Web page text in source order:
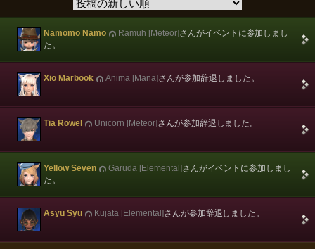
Namomo Namo Ramuh [Meteor]さんがイベントに参加しまし
た。
Xio Marbook Anima [Mana]さんが参加辞退しました。
Tia Rowel Unicorn [Meteor]さんが参加辞退しました。
Yellow Seven Garuda [Elemental]さんがイベントに参加しまし
た。
Asyu Syu Kujata [Elemental]さんが参加辞退しました。